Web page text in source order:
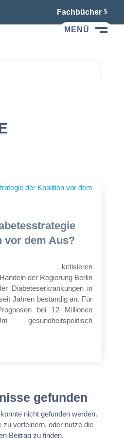
Fachbücher
MENÜ
vor dem Aus?
kritisieren
der Regierung Berlin
Diabeteserkrankungen in
Jahren beständig an. Für
bei 12 Millionen
gesundheitspolitisch
gefunden
nicht gefunden werden.
zu verfeinern, oder nutze die
Beitrag zu finden.